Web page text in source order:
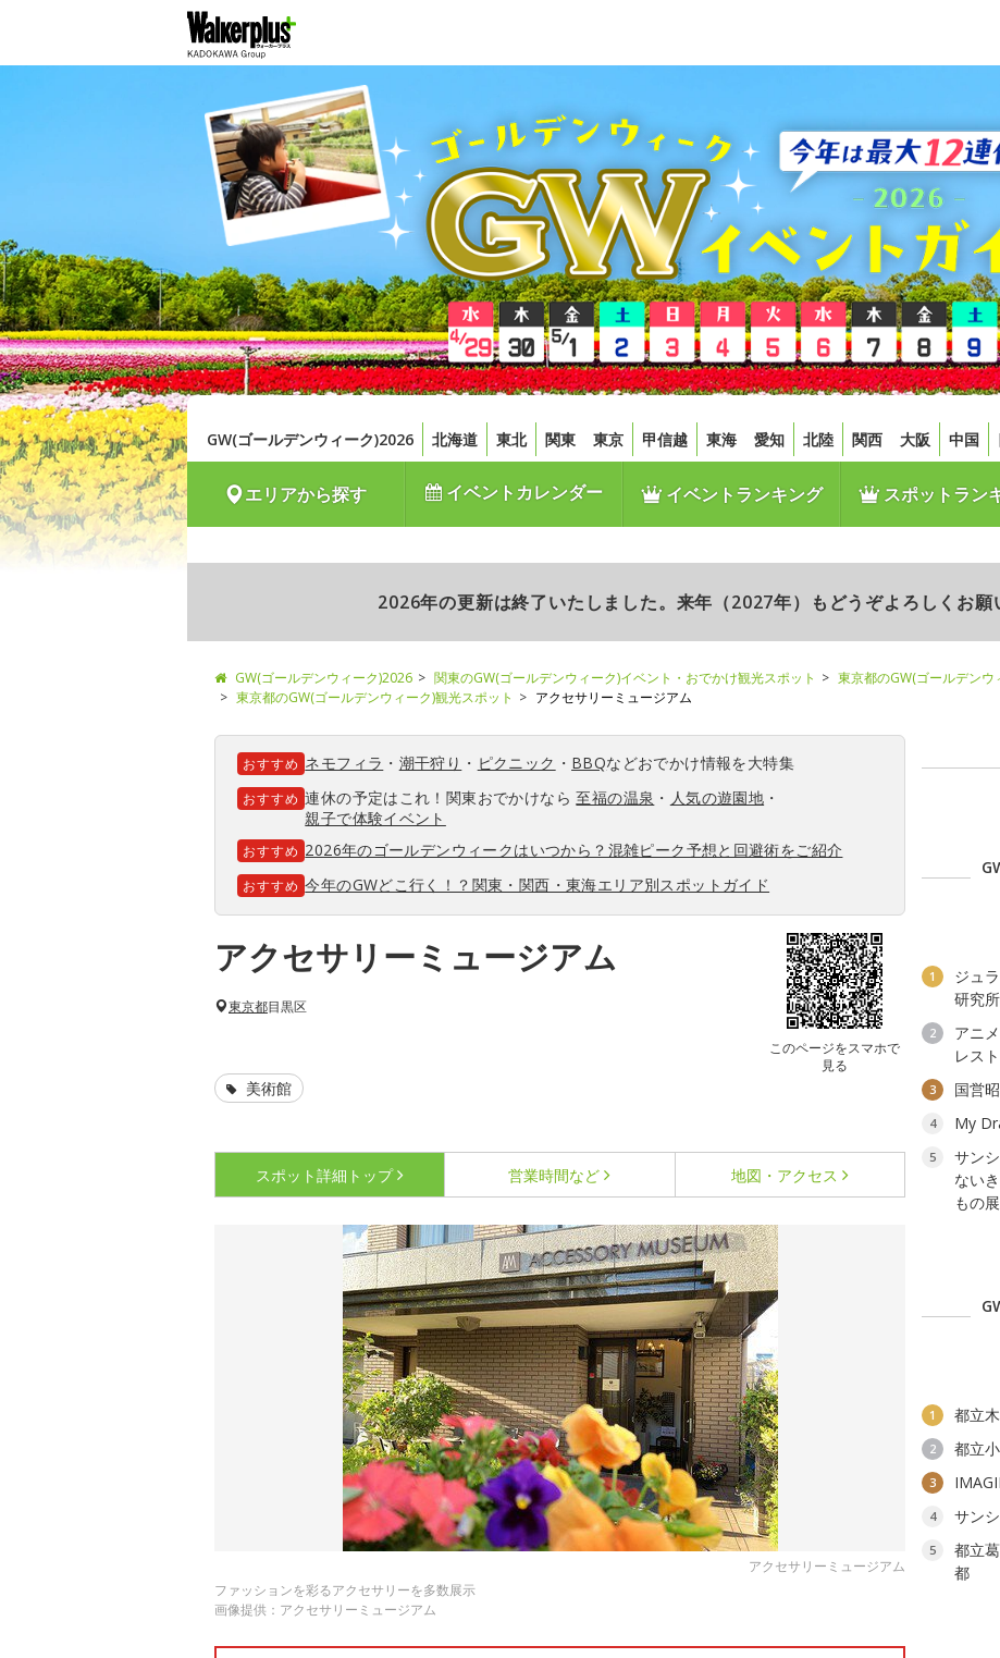
GW(ゴールデンウィーク)2026 北海道 東北 関東 東京 甲信越 東海 愛知 北陸 関西 大阪 中国
エリアから探す イベントカレンダー イベントランキング スポットラン
2026年の更新は終了いたしました。来年（2027年）もどうぞよろしくお願
GW(ゴールデンウィーク)2026 関東のGW(ゴールデンウィーク)イベント・おでかけ観光スポット
東京都のGW(ゴールデンウ
東京都のGW(ゴールデンウィーク)観光スポット
アクセサリーミュージアム
おすすめ ネモフィラ ・ 潮干狩り ・ ピクニック ・ BBQなどおでかけ情報を大特集
おすすめ 連休の予定はこれ！関東おでかけなら至福の温泉 ・ 人気の遊園地 ・
親子で体験イベント
おすすめ 2026年のゴールデンウィークはいつから？混雑ピーク予想と回避術をご紹介
おすすめ 今年のGWどこ行く！？関東・関西・東海エリア別スポットガイド
アクセサリーミュージアム
このページをスマホで
見る
東京都目黒区
美術館
スポット詳細 トップ 営業時間など 地図・アクセス
アクセサリーミュージアム
ファッションを彩るアクセサリーを多数展示
画像提供：アクセサリーミュージアム
1
ジュ
研究
2
アニ
レス
3 国営
4 My
5
サン
ない
もの
1 都立
2 都立
3
4 サン
5
都立
都